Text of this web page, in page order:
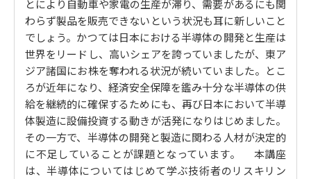
さまざまなダイオードの種類 / ショットキーダイオー
ド、ツェナーダイオード、LED、レーザー
6. 半導体素子バイポーラトランジスタとは？
バイポーラトランジスタの構造と動作原理、特性 / バイ
ポーラトランジスタを使った回路の応用
7. 半導体素子ユニポーラトランジスタとは？
MOS構造とバンド構造とは？ / MOSトランジスタの構
造と動作原理、種類と特性
とにより自動車や家電の生産が滞り、需要があるにも関
わらず製品を販売できないという状況も耳に新しいこと
でしょう。かつては日本における半導体の開発と生産は
世界をリードし、高いシェアを誇っていましたが、東ア
ジア諸国にお株を奪われる状況が続いていました。とこ
ろが近年になり、経済安全保障を鑑み十分な半導体の供
給を継続的に確保するためにも、再び日本において半導
体製造に設備投資する動きが活発になりはじめました。
その一方で、半導体の開発と製造に関わる人材が決定的
に不足していることが課題となっています。 本講座
は、半導体についてはじめて学ぶ技術者のリスキリン